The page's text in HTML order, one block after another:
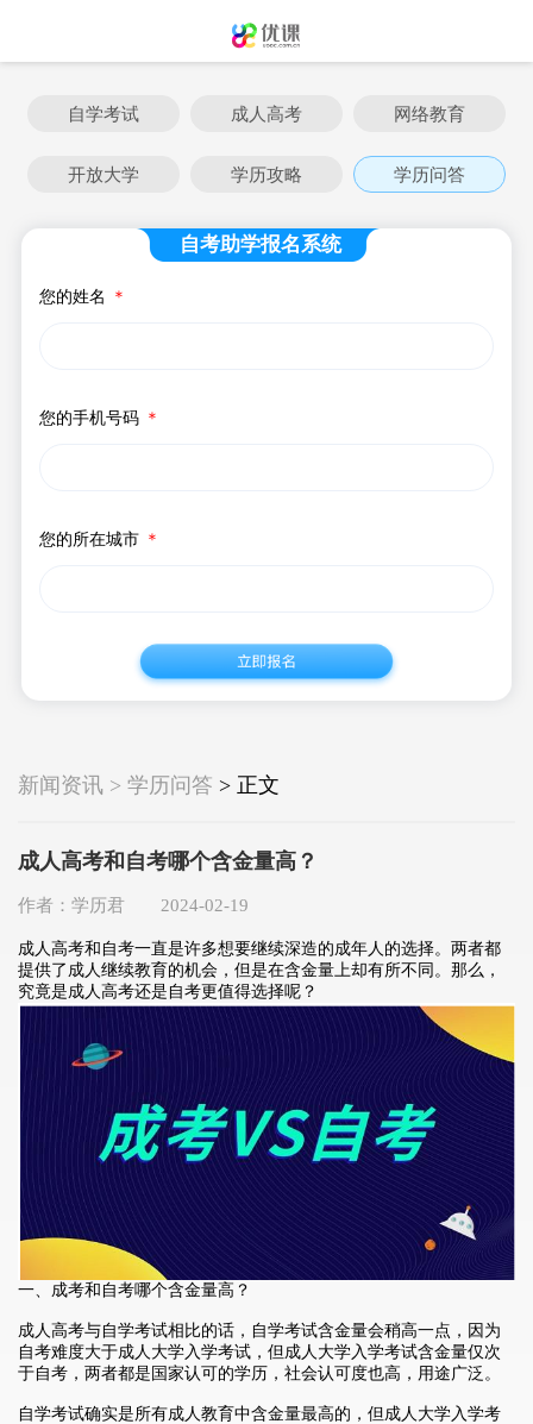
自学考试 成人高考 网络教育
开放大学 学历攻略 学历问答
自考助学报名系统
您的姓名 ＊
您的手机号码 ＊
您的所在城市 ＊
新闻资讯 > 学历问答 > 正文
成人高考和自考哪个含金量高？
作者：学历君 2024-02-19
成人高考和自考一直是许多想要继续深造的成年人的选择。两者都
提供了成人继续教育的机会，但是在含金量上却有所不同。那么，
究竟是成人高考还是自考更值得选择呢？
一、成考和自考哪个含金量高？
成人高考与自学考试相比的话，自学考试含金量会稍高一点，因为
自考难度大于成人大学入学考试，但成人大学入学考试含金量仅次
于自考，两者都是国家认可的学历，社会认可度也高，用途广泛。
自学考试确实是所有成人教育中含金量最高的，但成人大学入学考